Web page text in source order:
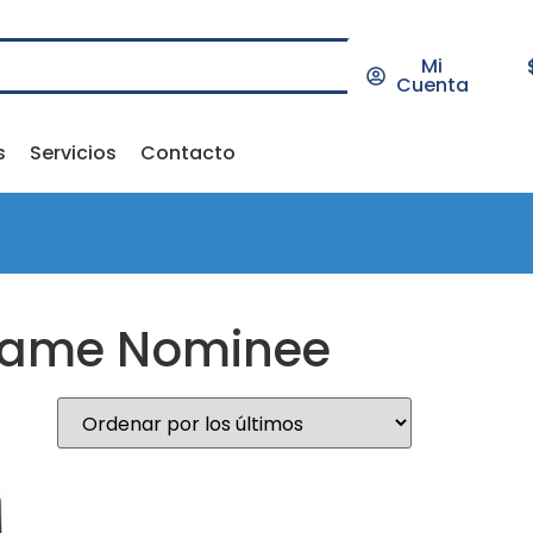
Mi
Cuenta
Servicios Contacto
Nominee